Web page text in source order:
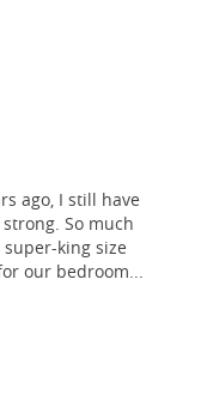
ago, I still have
So much
king size
our bedroom...